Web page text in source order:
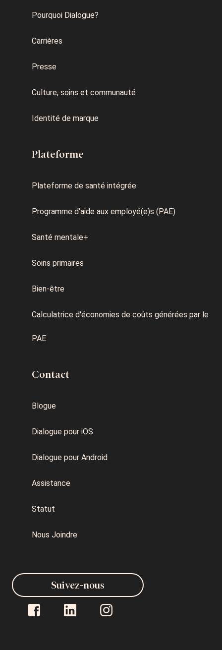
Pourquoi Dialogue?
Carrières
Presse
Culture, soins et communauté
Identité de marque
Plateforme
Plateforme de santé intégrée
Programme d'aide aux employé(e)s (PAE)
Santé mentale+
Soins primaires
Bien-être
Calculatrice d'économies de coûts générées par le
PAE
Contact
Blogue
Dialogue pour iOS
Dialogue pour Android
Assistance
Statut
Nous Joindre
Suivez-nous